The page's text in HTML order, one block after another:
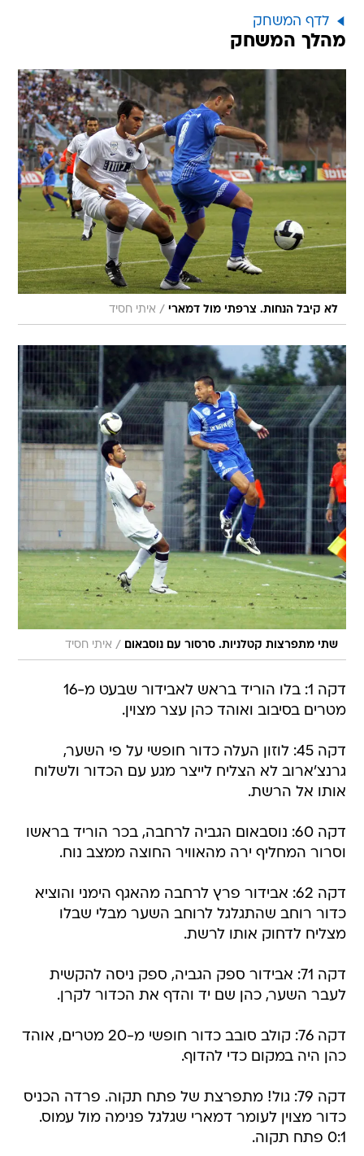
לדף המשחק
מהלך המשחק
לא קיבל הנחות. צרפתי מול דמארי / איתי חסיד
שתי מתפרצות קטלניות. סרסור עם נוסבאום / איתי חסיד
דקה 1: בלו הוריד בראש לאבידור שבעט מ-16
מטרים בסיבוב ואוהד כהן עצר מצוין.
דקה 45: לוזון העלה כדור חופשי על פי השער,
גרנצ'ארוב לא הצליח לייצר מגע עם הכדור ולשלוח
אותו אל הרשת.
דקה 60: נוסבאום הגביה לרחבה, בכר הוריד בראשו
וסרור המחליף ירה מהאוויר החוצה ממצב נוח.
דקה 62: אבידור פרץ לרחבה מהאגף הימני והוציא
כדור רוחב שהתגלגל לרוחב השער מבלי שבלו
מצליח לדחוק אותו לרשת.
דקה 71: אבידור ספק הגביה, ספק ניסה להקשית
לעבר השער, כהן שם יד והדף את הכדור לקרן.
דקה 76: קולב סובב כדור חופשי מ-20 מטרים, אוהד
כהן היה במקום כדי להדוף.
דקה 79: גול! מתפרצת של פתח תקוה. פרדה הכניס
כדור מצוין לעומר דמארי שגלגל פנימה מול עמוס.
0:1 פתח תקוה.